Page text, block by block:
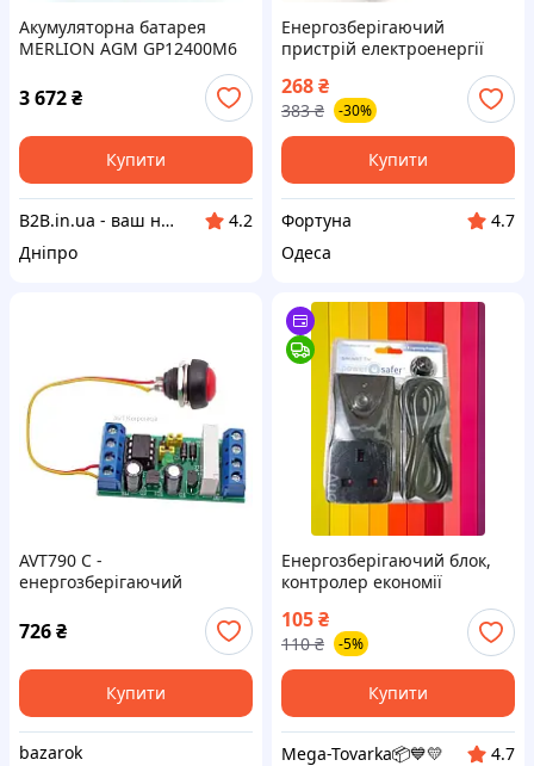
Акумуляторна батарея
MERLION AGM GP12400M6
12 V 40 Ah ( 196 x 165 x 175 )
Q1
3 672₴
Купити
B2B.in.ua - ваш надійний партнер
4.2
Дніпро
Енергозберігаючий
пристрій електроенергії
268₴
383 ₴ -30%
Купити
Фортуна
4.7
Одеса
AVT790 C -
енергозберігаючий
Збірний комплект
726₴
Купити
bazarok
Енергозберігаючий блок,
контролер економії
електроенергії Power Safer
TV Німеччина
105₴
110 ₴ -5%
Купити
Mega-Tovarka📦💙💛
4.7